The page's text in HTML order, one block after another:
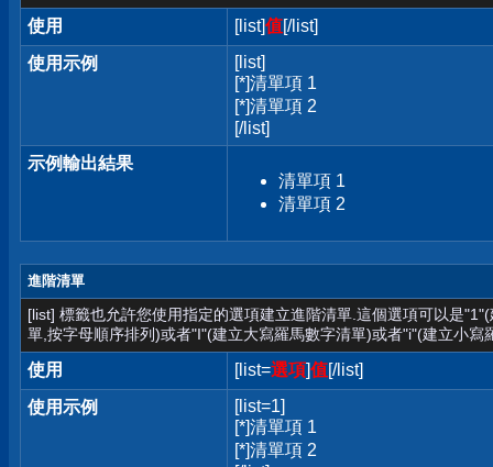
使用 [list]值[/list]
使用示例
[list]
[*]清單項 1
[*]清單項 2
[/list]
示例輸出結果
清單項 1
清單項 2
進階清單
[list] 標籤也允許您使用指定的選項建立進階清單.這個選項可以是
單,按字母順序排列)或者"I"(建立大寫羅馬數字清單)或者"i"(建立小寫
使用 [list=選項]值[/list]
使用示例
[list=1]
[*]清單項 1
[*]清單項 2